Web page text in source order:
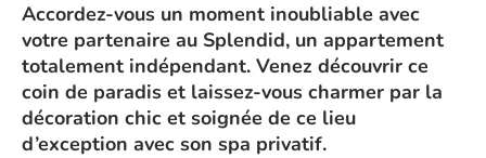
Accordez-vous un moment inoubliable avec
votre partenaire au Splendid, un appartement
totalement indépendant. Venez découvrir ce
coin de paradis et laissez-vous charmer par la
décoration chic et soignée de ce lieu
d’exception avec son spa privatif.